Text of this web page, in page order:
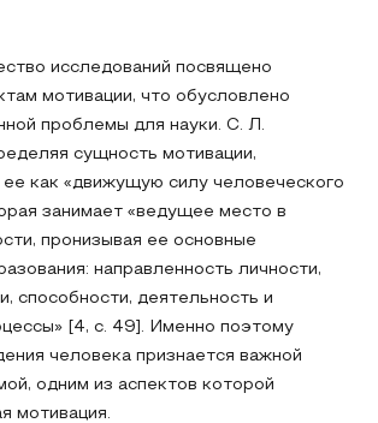
исследований посвящено
мотивации, что обусловлено
проблемы для науки. С. Л.
сущность мотивации,
ее как «движущую силу человеческого
занимает «ведущее место в
пронизывая ее основные
направленность личности,
способности, деятельность и
[4, с. 49]. Именно поэтому
человека признается важной
одним из аспектов которой
мотивация.